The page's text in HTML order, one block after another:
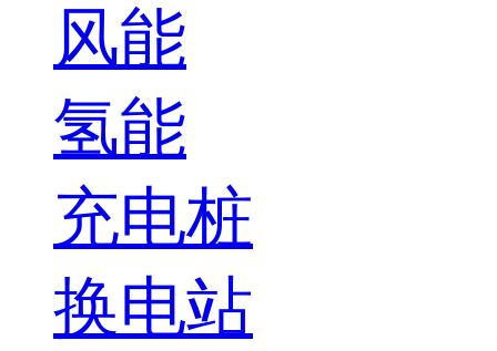
风能
氢能
充电桩
换电站